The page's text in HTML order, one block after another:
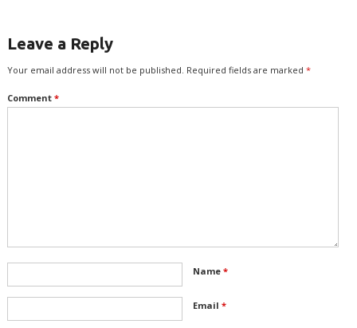
Leave a Reply
Your email address will not be published. Required fields are marked *
Comment *
Name *
Email *